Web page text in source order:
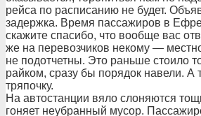
рейса по расписанию не будет.
задержка. Время пассажиров в
скажите спасибо, что вообще вас
же на перевозчиков некому —
не подотчетны. Это раньше стоило
райком, сразу бы порядок навели. А
тряпочку.
На автостанции вяло слоняются
гоняет неубранный мусор.